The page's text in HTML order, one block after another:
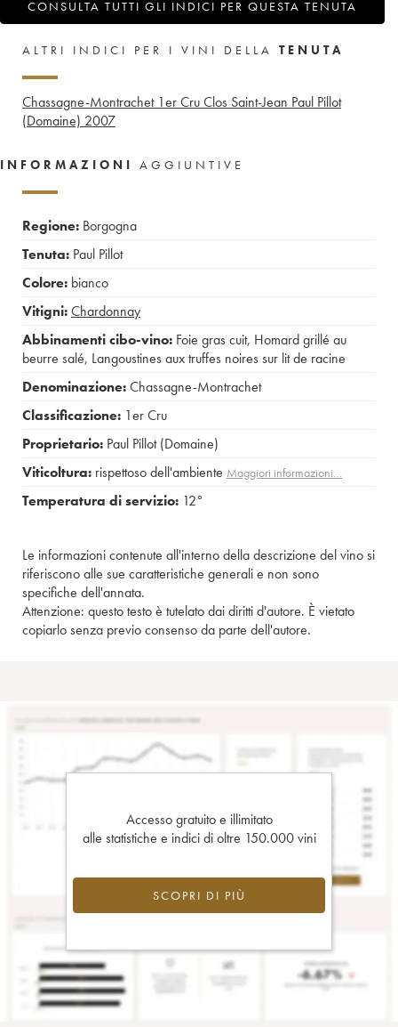
CONSULTA TUTTI GLI INDICI PER QUESTA TENUTA
ALTRI INDICI PER I VINI DELLA TENUTA
Chassagne-Montrachet 1er Cru Clos Saint-Jean Paul Pillot
(Domaine) 2007
INFORMAZIONI AGGIUNTIVE
Regione: Borgogna
Tenuta: Paul Pillot
Colore: bianco
Vitigni:Chardonnay
Abbinamenti cibo-vino: Foie gras cuit, Homard grillé au
beurre salé, Langoustines aux truffes noires sur lit de racine
Denominazione:Chassagne-Montrachet
Classificazione: 1er Cru
Proprietario: Paul Pillot (Domaine)
Viticoltura: rispettoso dell'ambiente Maggiori informazioni…
Temperatura di servizio: 12°
Le informazioni contenute all'interno della descrizione del vino si
riferiscono alle sue caratteristiche generali e non sono
specifiche dell'annata.
Attenzione: questo testo è tutelato dai diritti d'autore. È vietato
copiarlo senza previo consenso da parte dell'autore.
Accesso gratuito e illimitato
alle statistiche e indici di oltre 150.000 vini
SCOPRI DI PIÙ